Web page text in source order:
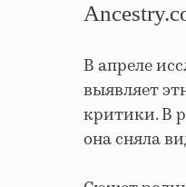
В апреле
выявляет
критики. В
она сняла